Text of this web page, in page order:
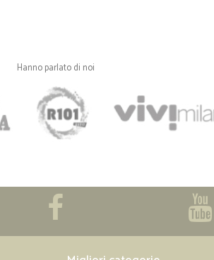
Tempi rapidi ed efficienza
Hanno parlato di noi